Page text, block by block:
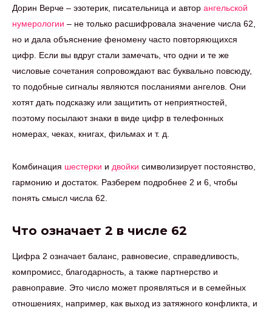
Дорин Верче – эзотерик, писательница и автор ангельской
нумерологии – не только расшифровала значение числа 62,
но и дала объяснение феномену часто повторяющихся
цифр. Если вы вдруг стали замечать, что одни и те же
числовые сочетания сопровождают вас буквально повсюду,
то подобные сигналы являются посланиями ангелов. Они
хотят дать подсказку или защитить от неприятностей,
поэтому посылают знаки в виде цифр в телефонных
номерах, чеках, книгах, фильмах и т. д.
Комбинация шестерки и двойки символизирует постоянство,
гармонию и достаток. Разберем подробнее 2 и 6, чтобы
понять смысл числа 62.
Что означает 2 в числе 62
Цифра 2 означает баланс, равновесие, справедливость,
компромисс, благодарность, а также партнерство и
равноправие. Это число может проявляться и в семейных
отношениях, например, как выход из затяжного конфликта, и